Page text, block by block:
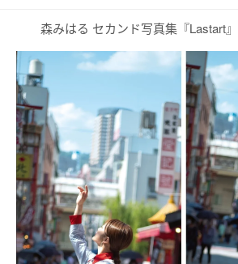
森みはる セカンド写真集『Lastart』 ​​​